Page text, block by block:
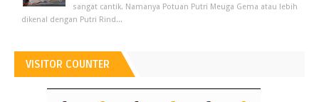
sangat cantik. Namanya Potuan Putri Meuga Gema atau lebih
dikenal dengan Putri Rind...
VISITOR COUNTER